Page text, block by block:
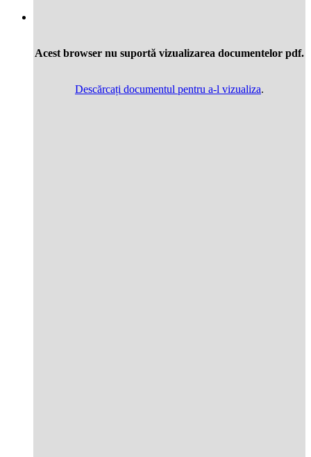
Acest browser nu suportă vizualizarea documentelor pdf.
Descărcați documentul pentru a-l vizualiza.